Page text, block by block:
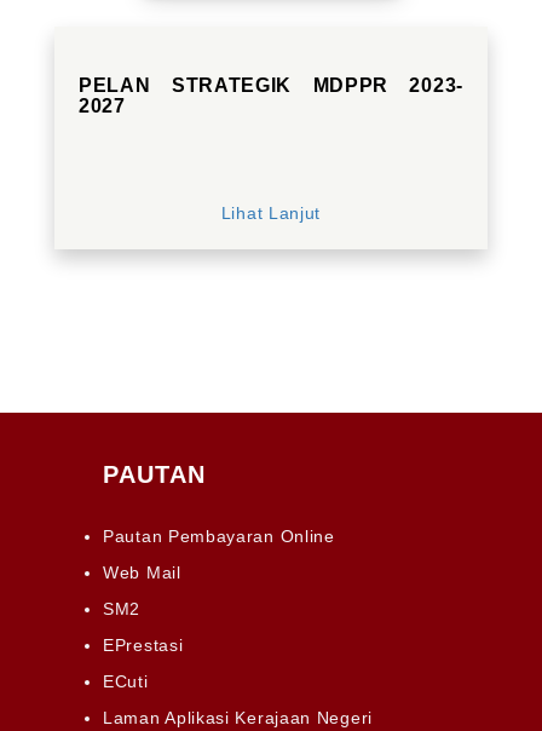
PELAN STRATEGIK MDPPR 2023-
2027
Lihat Lanjut
PAUTAN
Pautan Pembayaran Online
Web Mail
SM2
EPrestasi
ECuti
Laman Aplikasi Kerajaan Negeri